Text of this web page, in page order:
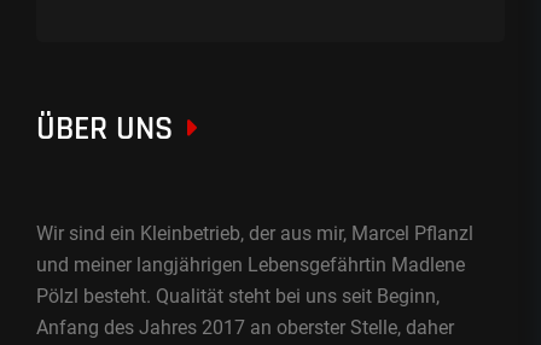
ÜBER UNS
Wir sind ein Kleinbetrieb, der aus mir, Marcel Pflanzl
und meiner langjährigen Lebensgefährtin Madlene
Pölzl besteht. Qualität steht bei uns seit Beginn,
Anfang des Jahres 2017 an oberster Stelle, daher